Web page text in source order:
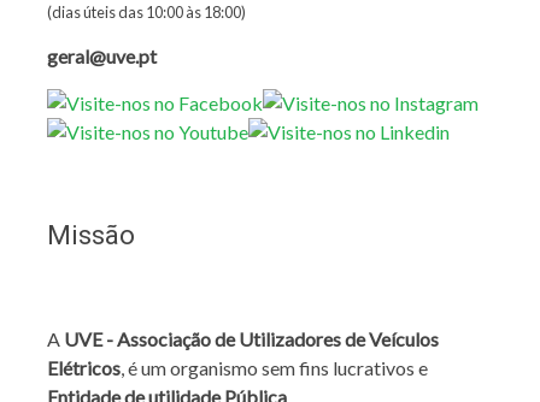
(dias úteis das 10:00 às 18:00)
geral@uve.pt
Missão
A UVE - Associação de Utilizadores de Veículos
Elétricos, é um organismo sem fins lucrativos e
Entidade de utilidade Pública.